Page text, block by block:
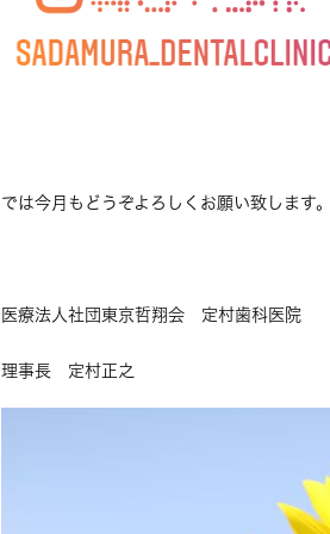
では今月もどうぞよろしくお願い致します
医療法人社団東京哲翔会 定村歯科医院
理事長 定村正之